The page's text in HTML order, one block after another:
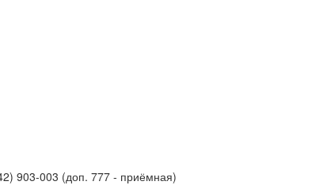
903-003 (доп. 777 - приёмная)